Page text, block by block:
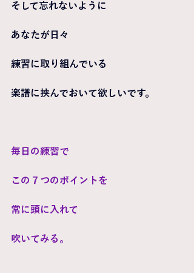
そして忘れないように
あなたが日々
練習に取り組んでいる
楽譜に挟んでおいて欲しいです。
毎日の練習で
この７つのポイントを
常に頭に入れて
吹いてみる。